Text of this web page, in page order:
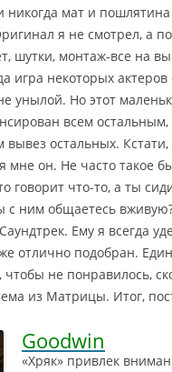
никогда мат и
я не смотрел, а
шутки, монтаж-все на
игра некоторых актеров
унылой. Но этот
всем
вывез остальных. Кстати,
мне он. Не часто такое
говорит что-то, а ты
с ним общаетесь
Ему я всегда
отлично подобран.
чтобы не понравилось,
из Матрицы. Итог,
Goodwin
«Хряк» привлек